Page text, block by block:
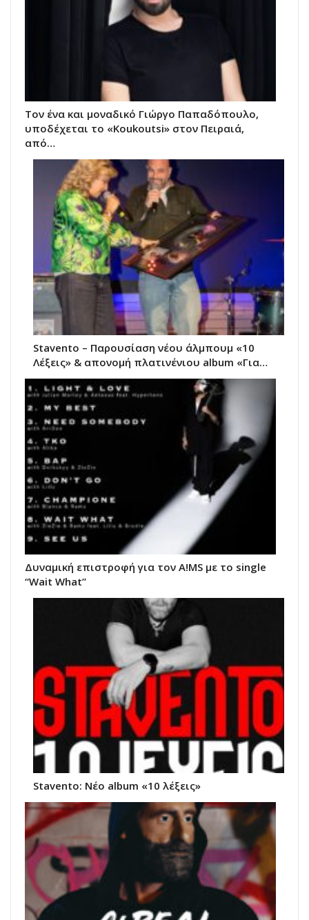
Τον ένα και μοναδικό Γιώργο Παπαδόπουλο,
υποδέχεται το «Koukoutsi» στον Πειραιά,
από…
Stavento – Παρουσίαση νέου άλμπουμ «10
Λέξεις» & απονομή πλατινένιου album «Για…
Δυναμική επιστροφή για τον A!MS με το single
“Wait What”
Stavento: Νέο album «10 λέξεις»